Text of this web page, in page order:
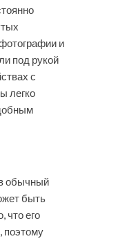
и
под рукой
с
легко
обычный
быть
что его
поэтому